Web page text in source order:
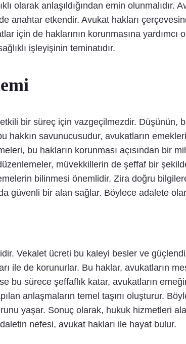
olarak anlaşıldığından emin olunmalıdır.
anahtar etkendir. Avukat hakları
için de haklarının korunmasına
işleyişinin teminatıdır.
bir süreç için vazgeçilmezdir. Düşünün,
savunucusudur, avukatların
bu hakların korunması açısından bir
müvekkillerin de şeffaf bir
bilinmesi önemlidir. Zira doğru
güvenli bir alan sağlar. Böylece adalete
Vekalet ücreti bu kaleyi besler ve
ile de korunurlar. Bu haklar, avukatların
bu sürece şeffaflık katar, avukatların
anlaşmaların temel taşını oluşturur.
yaşar. Sonuç olarak, hukuk hizmetleri
nefesi, avukat hakları ile hayat bulur.